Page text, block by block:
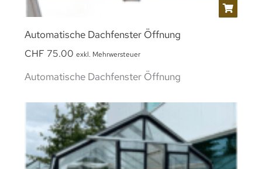
Automatische Dachfenster Öffnung
CHF 75.00 exkl. Mehrwersteuer
Automatische Dachfenster Öffnung